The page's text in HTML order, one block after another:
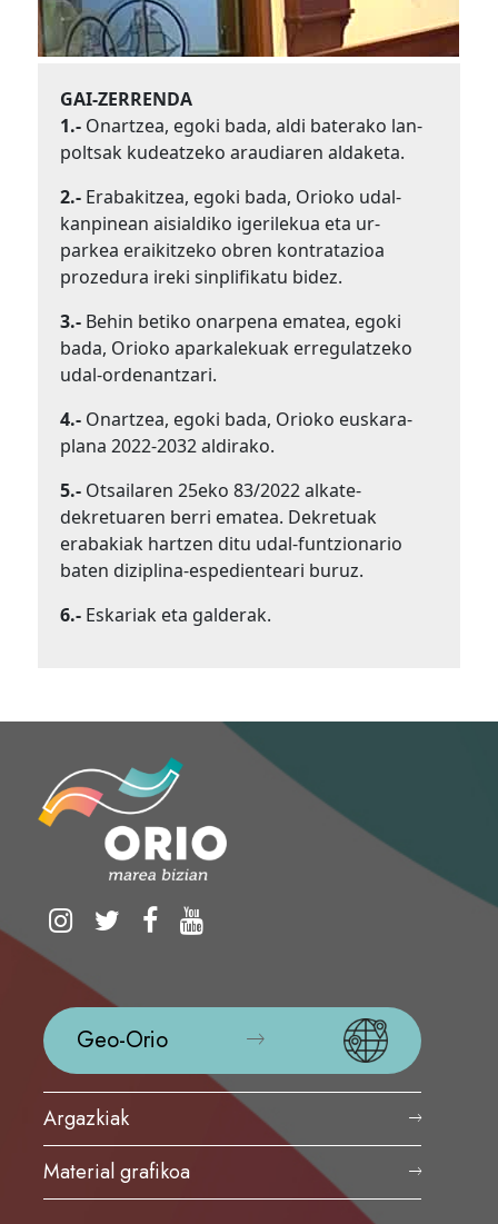
GAI-ZERRENDA
1.- Onartzea, egoki bada, aldi baterako lan-
poltsak kudeatzeko araudiaren aldaketa.
2.- Erabakitzea, egoki bada, Orioko udal-
kanpinean aisialdiko igerilekua eta ur-
parkea eraikitzeko obren kontratazioa
prozedura ireki sinplifikatu bidez.
3.- Behin betiko onarpena ematea, egoki
bada, Orioko aparkalekuak erregulatzeko
udal-ordenantzari.
4.- Onartzea, egoki bada, Orioko euskara-
plana 2022-2032 aldirako.
5.- Otsailaren 25eko 83/2022 alkate-
dekretuaren berri ematea. Dekretuak
erabakiak hartzen ditu udal-funtzionario
baten diziplina-espedienteari buruz.
6.- Eskariak eta galderak.
Geo-Orio
Argazkiak
Material grafikoa